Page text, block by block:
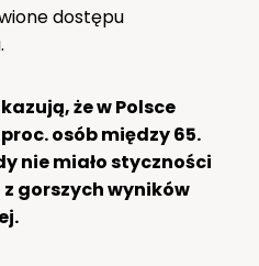
dostępu
że w Polsce
osób między 65.
nie miało styczności
gorszych wyników